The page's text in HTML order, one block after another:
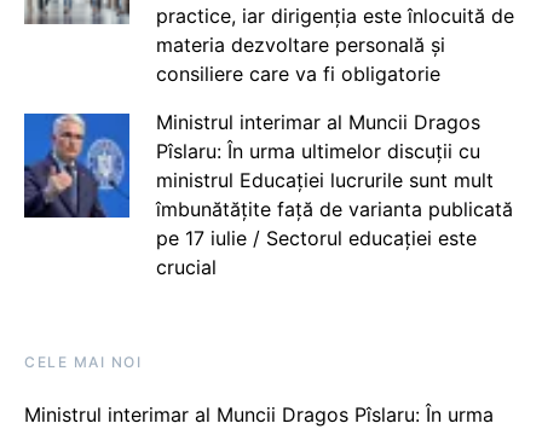
practice, iar dirigenția este înlocuită de
materia dezvoltare personală și
consiliere care va fi obligatorie
Ministrul interimar al Muncii Dragos
Pîslaru: În urma ultimelor discuții cu
ministrul Educației lucrurile sunt mult
îmbunătățite față de varianta publicată
pe 17 iulie / Sectorul educației este
crucial
CELE MAI NOI
Ministrul interimar al Muncii Dragos Pîslaru: În urma